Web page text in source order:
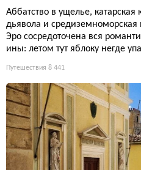
Аббатство в ущелье, катарская
дьявола и
Эро сосредоточена вся
ины: летом тут яблоку негде
Путешествия 8 441